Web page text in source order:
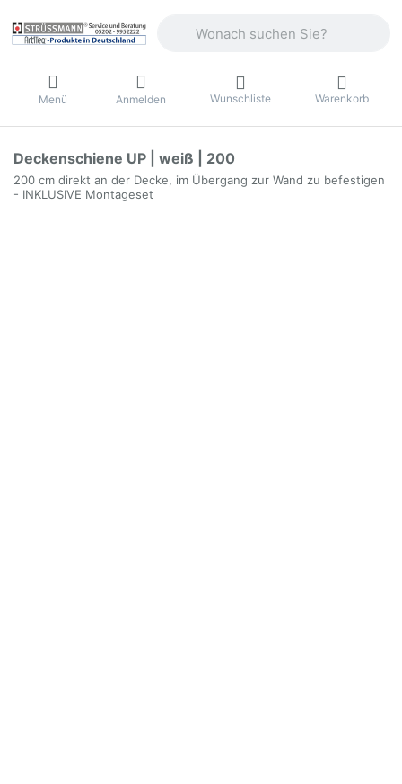
Menü Anmelden Wunschliste Warenkorb
Deckenschiene UP | weiß | 200
200 cm direkt an der Decke, im Übergang zur Wand zu befestigen
- INKLUSIVE Montageset